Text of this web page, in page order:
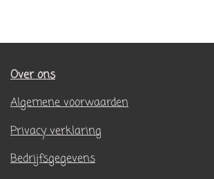
Over ons
Algemene voorwaarden
Privacy verklaring
Bedrijfsgegevens